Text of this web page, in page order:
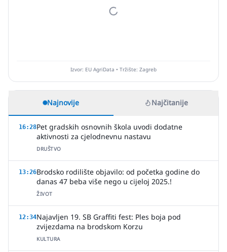
Izvor: EU AgriData • Tržište: Zagreb
Najnovije Najčitanije
16:28Pet gradskih osnovnih škola uvodi dodatne
aktivnosti za cjelodnevnu nastavu
DRUŠTVO
13:26Brodsko rodilište objavilo: od početka godine do
danas 47 beba više nego u cijeloj 2025.!
ŽIVOT
12:34Najavljen 19. SB Graffiti fest: Ples boja pod
zvijezdama na brodskom Korzu
KULTURA